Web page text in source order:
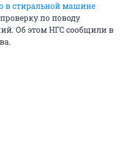
в стиральной машине
по поводу
Об этом НГС сообщили в